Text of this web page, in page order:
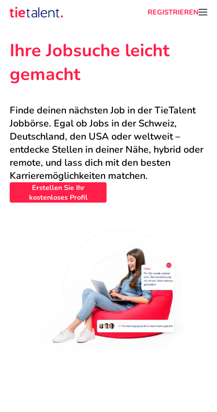
REGISTRIEREN
Ihre Jobsuche leicht
gemacht
Finde deinen nächsten Job in der TieTalent
Jobbörse. Egal ob Jobs in der Schweiz,
Deutschland, den USA oder weltweit –
entdecke Stellen in deiner Nähe, hybrid oder
remote, und lass dich mit den besten
Karrieremöglichkeiten matchen.
Erstellen Sie Ihr
kostenloses Profil